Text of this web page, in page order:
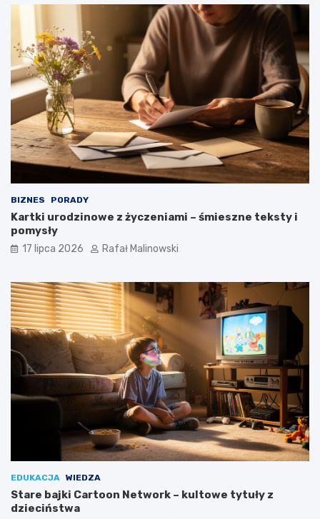
BIZNES PORADY
Kartki urodzinowe z życzeniami – śmieszne teksty i
pomysły
17 lipca 2026 Rafał Malinowski
EDUKACJA WIEDZA
Stare bajki Cartoon Network – kultowe tytuły z
dzieciństwa